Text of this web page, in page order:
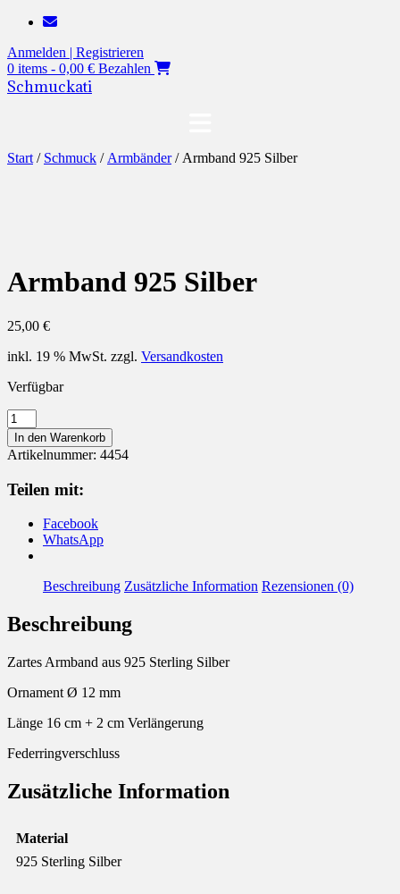
Zum
springen
Anmelden | Registrieren
0 items - 0,00 € Bezahlen
Schmuckati
Start / Schmuck / Armbänder/ Armband 925 Silber
Armband 925 Silber
25,00 €
inkl. 19 % MwSt. zzgl. Versandkosten
Verfügbar
Armband
925
Silber
Menge
In den Warenkorb
Artikelnummer: 4454
Teilen mit:
Facebook
WhatsApp
Beschreibung Zusätzliche Information Rezensionen (0)
Beschreibung
Zartes Armband aus 925 Sterling Silber
Ornament Ø 12 mm
Länge 16 cm + 2 cm Verlängerung
Federringverschluss
Zusätzliche Information
Material
925 Sterling Silber